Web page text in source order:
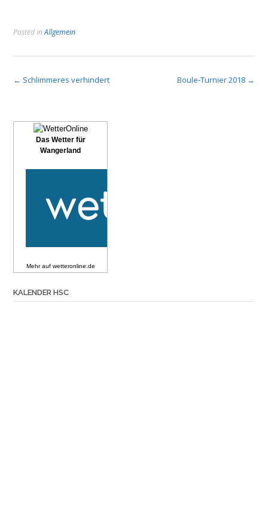
Posted inAllgemein
Post
← Schlimmeres verhindert Boule-Turnier 2018 →
Das Wetter für
Wangerland
Mehr auf wetteronline.de
KALENDER HSC